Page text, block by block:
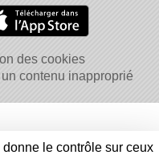
des cookies
contenu inapproprié
le contrôle sur ceux